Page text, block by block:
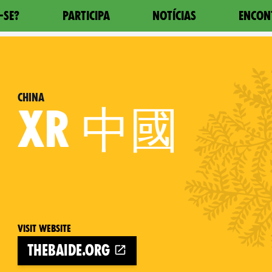
SE? PARTICIPA NOTÍCIAS
China
XR 中國
Visit website
thebaide.org